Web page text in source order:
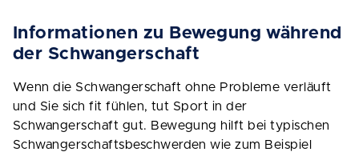
Informationen zu Bewegung während
der Schwangerschaft
Wenn die Schwangerschaft ohne Probleme verläuft
und Sie sich fit fühlen, tut Sport in der
Schwangerschaft gut. Bewegung hilft bei typischen
Schwangerschaftsbeschwerden wie zum Beispiel